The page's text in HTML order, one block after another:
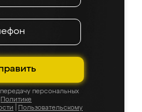
персональных
Политике
Пользовательскому